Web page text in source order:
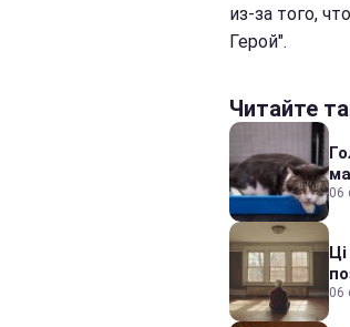
из-за того,
Герой".
Читайте
06
06